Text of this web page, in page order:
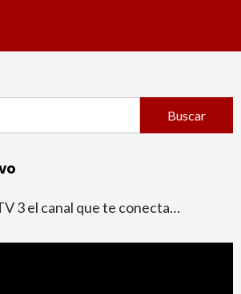
3 el canal que te conecta…